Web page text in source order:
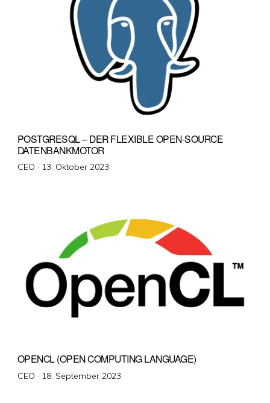
POSTGRESQL – DER FLEXIBLE OPEN-SOURCE
DATENBANKMOTOR
CEO · Veröffentlicht
13. Oktober 2023
OPENCL (OPEN COMPUTING LANGUAGE)
CEO · Veröffentlicht
18. September 2023